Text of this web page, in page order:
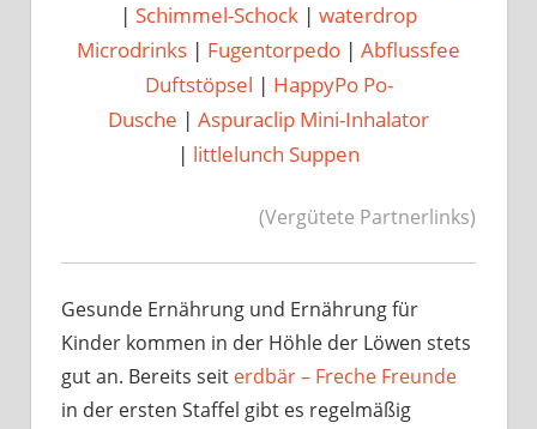
| Schimmel-Schock | waterdrop
Microdrinks | Fugentorpedo | Abflussfee
Duftstöpsel | HappyPo Po-
Dusche | Aspuraclip Mini-Inhalator
| littlelunch Suppen
(Vergütete Partnerlinks)
Gesunde Ernährung und Ernährung für
Kinder kommen in der Höhle der Löwen stets
gut an. Bereits seit erdbär – Freche Freunde
in der ersten Staffel gibt es regelmäßig